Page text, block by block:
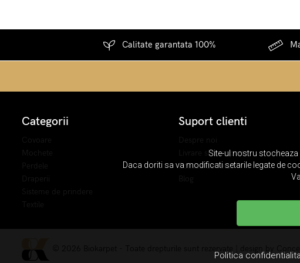
Calitate garantata 100%
Categorii
Covoare
Mochete
Suport clienti
Despre noi
Livrare si transport
Politica de retur
Blog
© 2026 Biokarpet - Toate drepturile sunt rezervate | design by
Site-ul nostru stocheaza
Daca doriti sa va modificati setarile legate de
Politica